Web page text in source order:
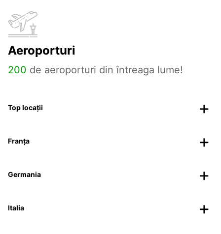
Aeroporturi
200 de aeroporturi din întreaga lume!
Top locații
Franța
Germania
Italia